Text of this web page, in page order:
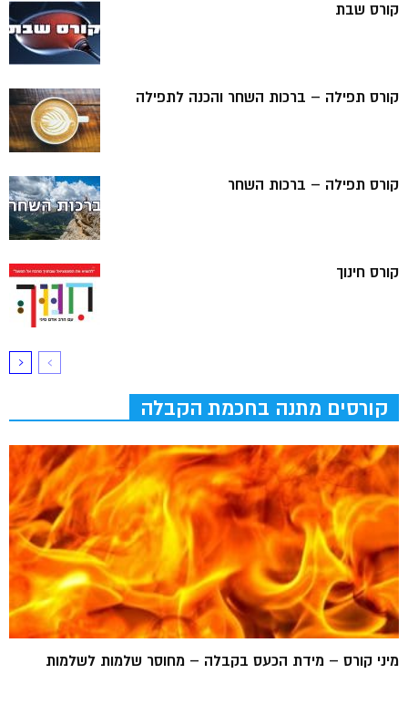
קורס שבת
קורס תפילה – ברכות השחר והכנה לתפילה
קורס תפילה – ברכות השחר
קורס חינוך
קורסים מתנה בחכמת הקבלה
מיני קורס – מידת הכעס בקבלה – מחוסר שלמות לשלמות